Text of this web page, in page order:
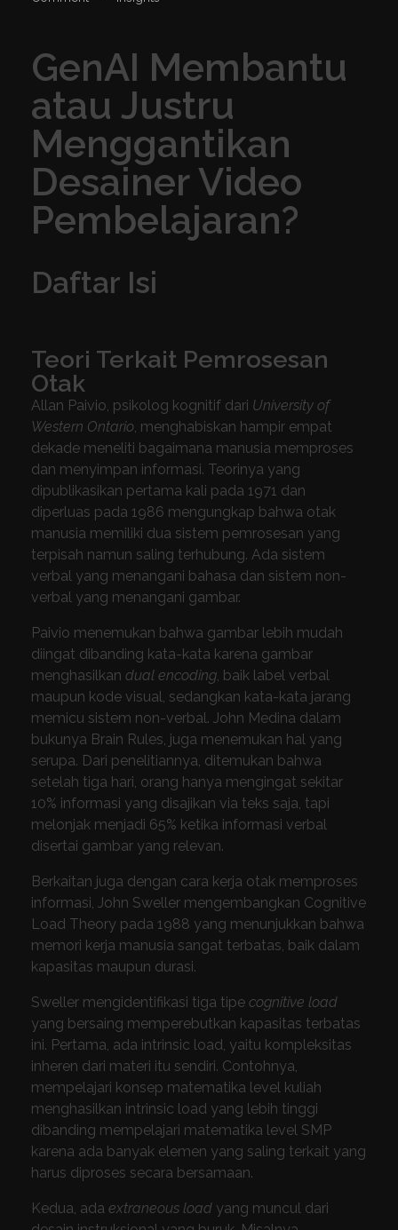
GenAI Membantu
atau Justru
Menggantikan
Desainer Video
Pembelajaran?
Daftar Isi
Teori Terkait Pemrosesan
Otak
Allan Paivio, psikolog kognitif dari University of
Western Ontario , menghabiskan hampir empat
dekade meneliti bagaimana manusia memproses
dan menyimpan informasi. Teorinya yang
dipublikasikan pertama kali pada 1971 dan
diperluas pada 1986 mengungkap bahwa otak
manusia memiliki dua sistem pemrosesan yang
terpisah namun saling terhubung. Ada sistem
verbal yang menangani bahasa dan sistem non-
verbal yang menangani gambar.
Paivio menemukan bahwa gambar lebih mudah
diingat dibanding kata-kata karena gambar
menghasilkan dual encoding , baik label verbal
maupun kode visual, sedangkan kata-kata jarang
memicu sistem non-verbal. John Medina dalam
bukunya Brain Rules, juga menemukan hal yang
serupa. Dari penelitiannya, ditemukan bahwa
setelah tiga hari, orang hanya mengingat sekitar
10% informasi yang disajikan via teks saja, tapi
melonjak menjadi 65% ketika informasi verbal
disertai gambar yang relevan.
Berkaitan juga dengan cara kerja otak memproses
informasi, John Sweller mengembangkan Cognitive
Load Theory pada 1988 yang menunjukkan bahwa
memori kerja manusia sangat terbatas, baik dalam
kapasitas maupun durasi.
Sweller mengidentifikasi tiga tipe cognitive load
yang bersaing memperebutkan kapasitas terbatas
ini. Pertama, ada intrinsic load, yaitu kompleksitas
inheren dari materi itu sendiri. Contohnya,
mempelajari konsep matematika level kuliah
menghasilkan intrinsic load yang lebih tinggi
dibanding mempelajari matematika level SMP
karena ada banyak elemen yang saling terkait yang
harus diproses secara bersamaan.
Kedua, ada extraneous load yang muncul dari